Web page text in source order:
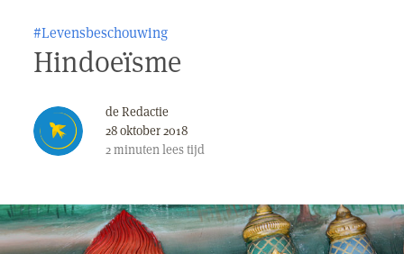
#Levensbeschouwing
Hindoeïsme
de Redactie
28 oktober 2018
2minutenlees tijd